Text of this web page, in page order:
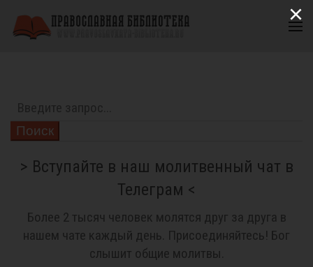
Поиск
> Вступайте в наш молитвенный чат в
Телеграм <
Более 2 тысяч человек молятся друг за друга в
нашем чате каждый день. Присоединяйтесь! Бог
слышит общие молитвы.
×